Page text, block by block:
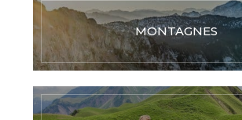
MONTAGNES